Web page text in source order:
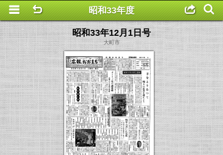
This is a completely basic popup, no options set.
昭和33年度
昭和33年12月1日号
大町市